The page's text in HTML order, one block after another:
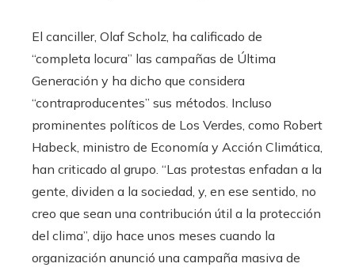
El canciller, Olaf Scholz, ha calificado de
“completa locura” las campañas de Última
Generación y ha dicho que considera
“contraproducentes” sus métodos. Incluso
prominentes políticos de Los Verdes, como Robert
Habeck, ministro de Economía y Acción Climática,
han criticado al grupo. “Las protestas enfadan a la
gente, dividen a la sociedad, y, en ese sentido, no
creo que sean una contribución útil a la protección
del clima”, dijo hace unos meses cuando la
organización anunció una campaña masiva de